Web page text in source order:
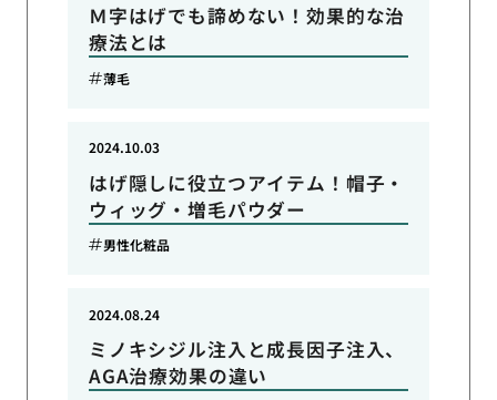
Ｍ字はげでも諦めない！効果的な治
療法とは
薄毛
はげ隠しに役立つアイテム！帽子・
ウィッグ・増毛パウダー
2024.10.03
男性化粧品
ミノキシジル注入と成長因子注入、
AGA治療効果の違い
2024.08.24